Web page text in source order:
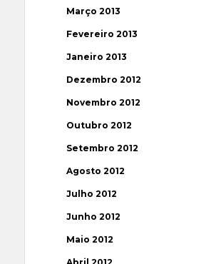
Março 2013
Fevereiro 2013
Janeiro 2013
Dezembro 2012
Novembro 2012
Outubro 2012
Setembro 2012
Agosto 2012
Julho 2012
Junho 2012
Maio 2012